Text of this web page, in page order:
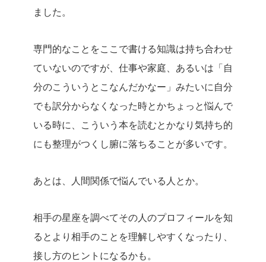
ました。
専門的なことをここで書ける知識は持ち合わせ
ていないのですが、仕事や家庭、あるいは「自
分のこういうとこなんだかなー」みたいに自分
でも訳分からなくなった時とかちょっと悩んで
いる時に、こういう本を読むとかなり気持ち的
にも整理がつくし腑に落ちることが多いです。
あとは、人間関係で悩んでいる人とか。
相手の星座を調べてその人のプロフィールを知
るとより相手のことを理解しやすくなったり、
接し方のヒントになるかも。